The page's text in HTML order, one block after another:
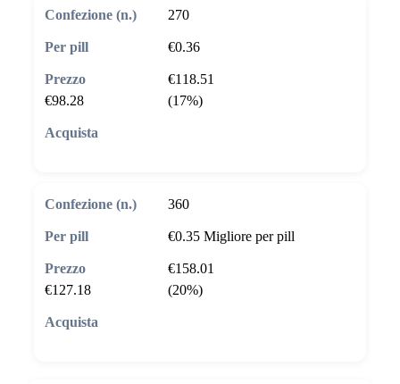
270
€0.36
€118.51
€98.28
(17%)
360
€0.35 Migliore per pill
€158.01
€127.18
(20%)